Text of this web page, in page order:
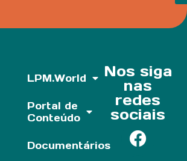
LPM.World
Portal de
Conteúdo
Documentários
Nos siga
nas
redes
sociais